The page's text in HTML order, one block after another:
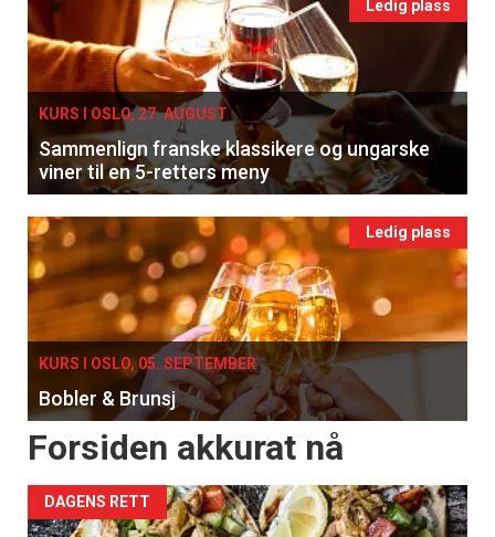
Ledig plass
KURS I OSLO, 27. AUGUST
Sammenlign franske klassikere og ungarske
viner til en 5-retters meny
Ledig plass
KURS I OSLO, 05. SEPTEMBER
Bobler & Brunsj
Forsiden akkurat nå
DAGENS RETT